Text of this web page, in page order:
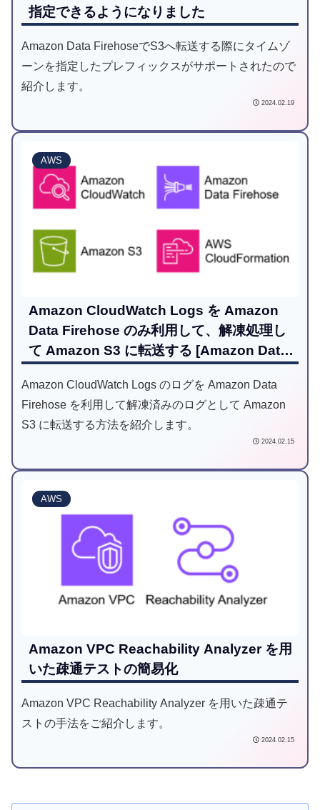
指定できるようになりました
Amazon Data FirehoseでS3へ転送する際にタイムゾ
ーンを指定したプレフィックスがサポートされたので
紹介します。
2024.02.19
AWS
Amazon CloudWatch Logs を Amazon
Data Firehose のみ利用して、解凍処理し
て Amazon S3 に転送する [Amazon Data
CloudWatch + Amazon S3 + AWS
CloudFormation]
Amazon CloudWatch Logs のログを Amazon Data
Firehose を利用して解凍済みのログとして Amazon
S3 に転送する方法を紹介します。
2024.02.15
AWS
Amazon VPC Reachability Analyzer を用
いた疎通テストの簡易化
Amazon VPC Reachability Analyzer を用いた疎通テ
ストの手法をご紹介します。
2024.02.15